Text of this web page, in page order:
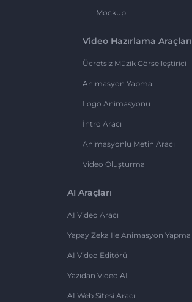
Mockup
Video Hazırlama Araçları
Ücretsiz Müzik Görselleştirici
Animasyon Yapma
Logo Animasyonu
İntro Aracı
Animasyonlu Metin Aracı
Video Oluşturma
AI Araçları
AI Video Aracı
Yapay Zeka Ile Animasyon Yapma
AI Video Editörü
Yazıdan Video AI
AI Web Sitesi Aracı